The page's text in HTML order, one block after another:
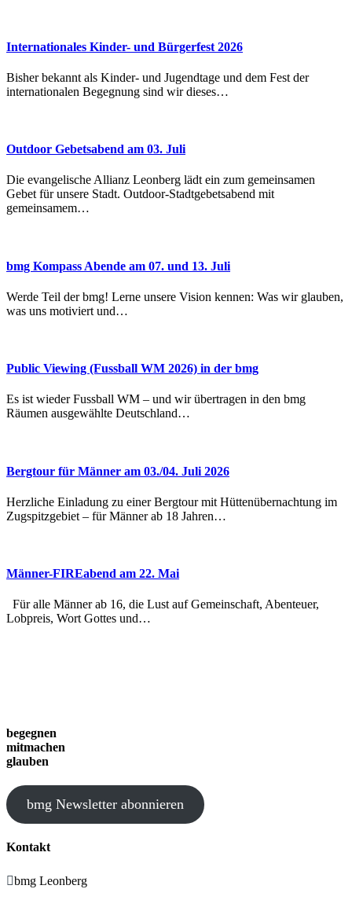
Internationales Kinder- und Bürgerfest 2026
Bisher bekannt als Kinder- und Jugendtage und dem Fest der
internationalen Begegnung sind wir dieses…
Outdoor Gebetsabend am 03. Juli
Die evangelische Allianz Leonberg lädt ein zum gemeinsamen
Gebet für unsere Stadt. Outdoor-Stadtgebetsabend mit
gemeinsamem…
bmg Kompass Abende am 07. und 13. Juli
Werde Teil der bmg! Lerne unsere Vision kennen: Was wir glauben,
was uns motiviert und…
Public Viewing (Fussball WM 2026) in der bmg
Es ist wieder Fussball WM – und wir übertragen in den bmg
Räumen ausgewählte Deutschland…
Bergtour für Männer am 03./04. Juli 2026
Herzliche Einladung zu einer Bergtour mit Hüttenübernachtung im
Zugspitzgebiet – für Männer ab 18 Jahren…
Männer-FIREabend am 22. Mai
Für alle Männer ab 16, die Lust auf Gemeinschaft, Abenteuer,
Lobpreis, Wort Gottes und…
begegnen
mitmachen
glauben
bmg Newsletter abonnieren
Kontakt
bmg Leonberg